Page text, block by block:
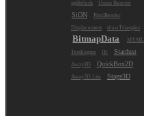
jiglibflash Union Reactor
SiON
PixelBender
Displacement
drawTriangles
BitmapData
MXML
TextEngine
IK Stardust
Away3D QuickBox2D
Away3D Lite Stage3D